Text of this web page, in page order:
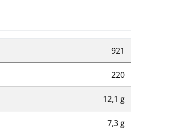
921
220
12,1 g
7,3 g